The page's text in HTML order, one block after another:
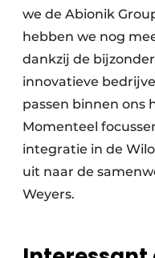
we de Abionik
hebben we nog
dankzij de
innovatieve
passen binnen ons
Momenteel
integratie in de
uit naar de
Weyers.